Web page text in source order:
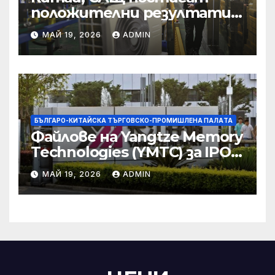
положителни резултати в
икономическите и
търговски консултации:
министерство
МАЙ 19, 2026 ADMIN
БЪЛГАРО-КИТАЙСКА ТЪРГОВСКО-ПРОМИШЛЕНА ПАЛAТА
Файлове на Yangtze Memory
Technologies (YMTC) за IPO
на STAR Market
МАЙ 19, 2026 ADMIN